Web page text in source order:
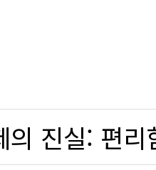
의 진실: 편